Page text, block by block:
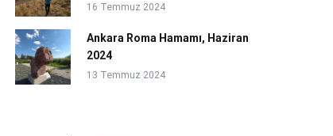
16 Temmuz 2024
Ankara Roma Hamamı, Haziran
2024
13 Temmuz 2024